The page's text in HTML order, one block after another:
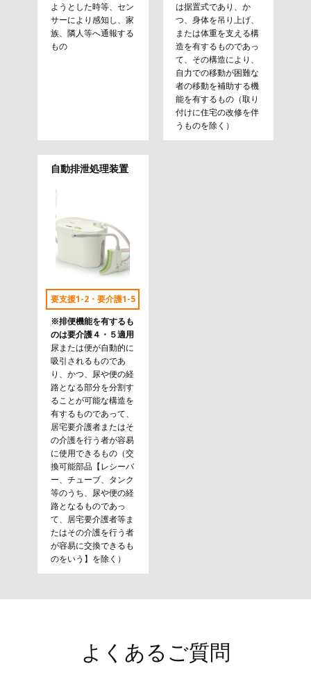
ようとした時等、セン
サーにより感知し、家
族、隣人等へ通報する
もの
は据置式であり、か
つ、身体を吊り上げ、
または体重を支える構
造を有するものであっ
て、その構造により、
自力での移動が困難な
者の移動を補助する機
能を有するもの（取り
付けに住宅の改修を伴
うものを除く）
自動排泄処理装置
要支援1-2・要介護1-5
※排便機能を有するも
のは要介護４・５適用
尿または便が自動的に
吸引されるものであ
り、かつ、尿や便の経
路となる部分を分割す
ることが可能な構造を
有するものであって、
居宅要介護者またはそ
の介護を行う者が容易
に使用できるもの（交
換可能部品【レシーバ
ー、チューブ、タンク
等のうち、尿や便の経
路となるものであっ
て、居宅要介護者等ま
たはその介護を行う者
が容易に交換できるも
のをいう】を除く）
よくあるご質問